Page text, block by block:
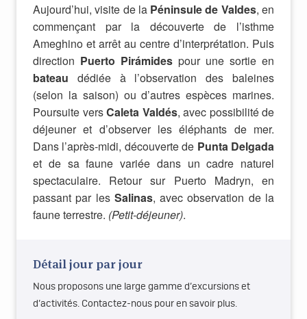
Aujourd’hui, visite de la Péninsule de Valdes, en
commençant par la découverte de l’isthme
Ameghino et arrêt au centre d’interprétation. Puis
direction Puerto Pirámides pour une sortie en
bateau dédiée à l’observation des baleines
(selon la saison) ou d’autres espèces marines.
Poursuite versCaleta Valdés, avec possibilité de
déjeuner et d’observer les éléphants de mer.
Dans l’après-midi, découverte de Punta Delgada
et de sa faune variée dans un cadre naturel
spectaculaire. Retour sur Puerto Madryn, en
passant par les Salinas, avec observation de la
faune terrestre. (Petit-déjeuner).
Détail jour par jour
Nous proposons une large gamme d’excursions et
d’activités. Contactez-nous pour en savoir plus.